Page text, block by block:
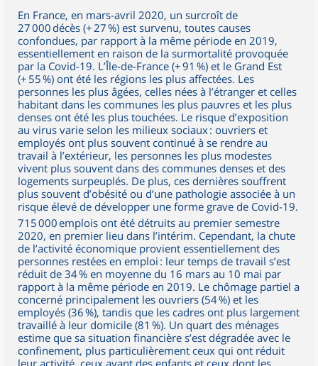
En France, en mars-avril 2020, un surcroît de
27 000 décès (+ 27 %) est survenu, toutes causes
confondues, par rapport à la même période en 2019,
essentiellement en raison de la surmortalité provoquée
par la Covid-19. L’Île-de-France (+ 91 %) et le Grand Est
(+ 55 %) ont été les régions les plus affectées. Les
personnes les plus âgées, celles nées à l’étranger et celles
habitant dans les communes les plus pauvres et les plus
denses ont été les plus touchées. Le risque d’exposition
au virus varie selon les milieux sociaux : ouvriers et
employés ont plus souvent continué à se rendre au
travail à l’extérieur, les personnes les plus modestes
vivent plus souvent dans des communes denses et des
logements surpeuplés. De plus, ces dernières souffrent
plus souvent d’obésité ou d’une pathologie associée à un
risque élevé de développer une forme grave de Covid-19.
715 000 emplois ont été détruits au premier semestre
2020, en premier lieu dans l’intérim. Cependant, la chute
de l’activité économique provient essentiellement des
personnes restées en emploi : leur temps de travail s’est
réduit de 34 % en moyenne du 16 mars au 10 mai par
rapport à la même période en 2019. Le chômage partiel a
concerné principalement les ouvriers (54 %) et les
employés (36 %), tandis que les cadres ont plus largement
travaillé à leur domicile (81 %). Un quart des ménages
estime que sa situation financière s’est dégradée avec le
confinement, plus particulièrement ceux qui ont réduit
leur activité, ceux ayant des enfants et ceux dont les